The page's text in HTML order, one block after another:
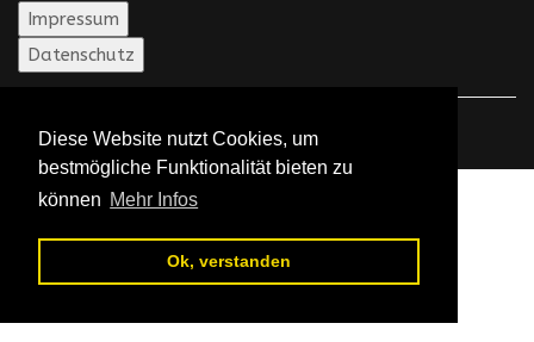
Diese Website nutzt Cookies, um
bestmögliche Funktionalität bieten zu
können Mehr Infos
Ok, verstanden
Impressum
Datenschutz